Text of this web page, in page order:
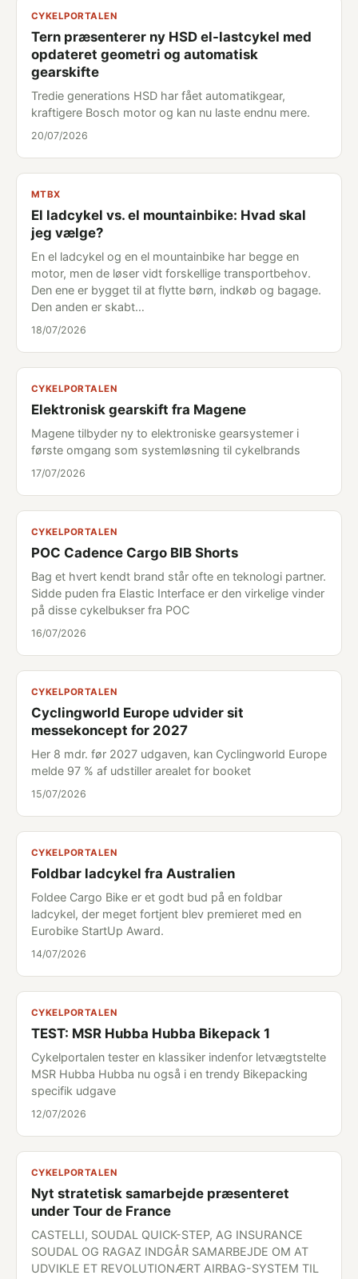
CYKELPORTALEN
Tern præsenterer ny HSD el-lastcykel med
opdateret geometri og automatisk
gearskifte
Tredie generations HSD har fået automatikgear,
kraftigere Bosch motor og kan nu laste endnu mere.
20/07/2026
MTBX
El ladcykel vs. el mountainbike: Hvad skal
jeg vælge?
En el ladcykel og en el mountainbike har begge en
motor, men de løser vidt forskellige transportbehov.
Den ene er bygget til at flytte børn, indkøb og bagage.
Den anden er skabt…
18/07/2026
CYKELPORTALEN
Elektronisk gearskift fra Magene
Magene tilbyder ny to elektroniske gearsystemer i
første omgang som systemløsning til cykelbrands
17/07/2026
CYKELPORTALEN
POC Cadence Cargo BIB Shorts
Bag et hvert kendt brand står ofte en teknologi partner.
Sidde puden fra Elastic Interface er den virkelige vinder
på disse cykelbukser fra POC
16/07/2026
CYKELPORTALEN
Cyclingworld Europe udvider sit
messekoncept for 2027
Her 8 mdr. før 2027 udgaven, kan Cyclingworld Europe
melde 97 % af udstiller arealet for booket
15/07/2026
CYKELPORTALEN
Foldbar ladcykel fra Australien
Foldee Cargo Bike er et godt bud på en foldbar
ladcykel, der meget fortjent blev premieret med en
Eurobike StartUp Award.
14/07/2026
CYKELPORTALEN
TEST: MSR Hubba Hubba Bikepack 1
Cykelportalen tester en klassiker indenfor letvægtstelte
MSR Hubba Hubba nu også i en trendy Bikepacking
specifik udgave
12/07/2026
CYKELPORTALEN
Nyt stratetisk samarbejde præsenteret
under Tour de France
CASTELLI, SOUDAL QUICK-STEP, AG INSURANCE
SOUDAL OG RAGAZ INDGÅR SAMARBEJDE OM AT
UDVIKLE ET REVOLUTIONÆRT AIRBAG-SYSTEM TIL